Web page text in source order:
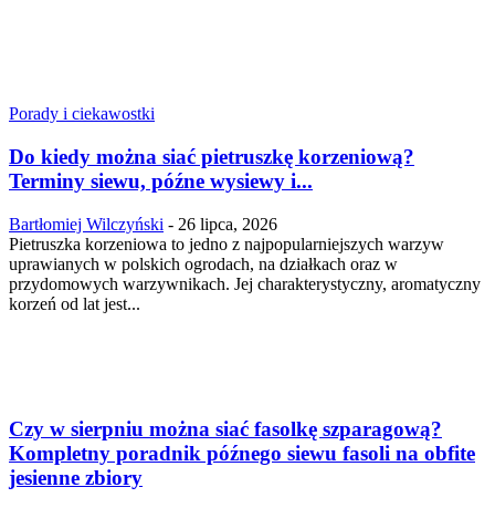
Porady i ciekawostki
Do kiedy można siać pietruszkę korzeniową?
Terminy siewu, późne wysiewy i...
Bartłomiej Wilczyński - 26 lipca, 2026
Pietruszka korzeniowa to jedno z najpopularniejszych warzyw
uprawianych w polskich ogrodach, na działkach oraz w
przydomowych warzywnikach. Jej charakterystyczny, aromatyczny
korzeń od lat jest...
Czy w sierpniu można siać fasolkę szparagową?
Kompletny poradnik późnego siewu fasoli na obfite
jesienne zbiory